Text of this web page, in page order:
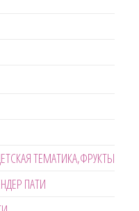
ТЕМАТИКА,ФРУКТЫ
ПАТИ